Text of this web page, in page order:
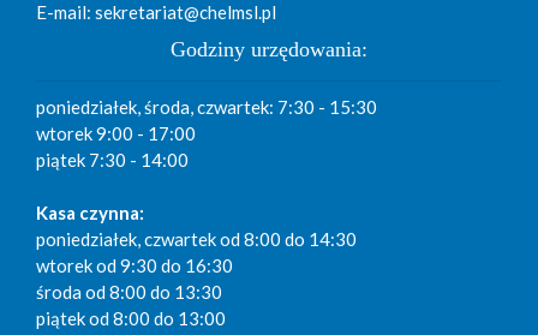
E-mail: sekretariat@chelmsl.pl
Godziny urzędowania:
poniedziałek, środa, czwartek: 7:30 - 15:30
wtorek 9:00 - 17:00
piątek 7:30 - 14:00
Kasa czynna:
poniedziałek, czwartek od 8:00 do 14:30
wtorek od 9:30 do 16:30
środa od 8:00 do 13:30
piątek od 8:00 do 13:00